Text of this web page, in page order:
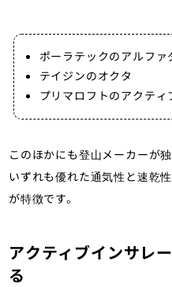
ポーラテックのアルファ
テイジンのオクタ
プリマロフトのアクティ
このほかにも登山メーカーが
いずれも優れた通気性と速乾
が特徴です。
アクティブインサレ
る